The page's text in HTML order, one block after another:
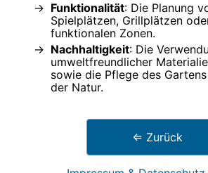
Funktionalität: Die Planung
Spielplätzen, Grillplätzen
funktionalen Zonen.
Nachhaltigkeit: Die
umweltfreundlicher
sowie die Pflege des
der Natur.
⇐ Zurück